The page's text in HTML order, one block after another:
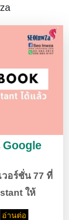
วอร์ชั่น 77 ที่
ให้
คัญเป็นการ
อ่านต่อ